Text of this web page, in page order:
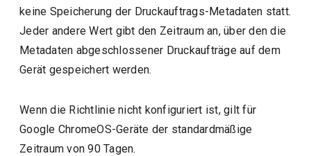
keine Speicherung der Druckauftrags-Metadaten statt.
Jeder andere Wert gibt den Zeitraum an, über den die
Metadaten abgeschlossener Druckaufträge auf dem
Gerät gespeichert werden.
Wenn die Richtlinie nicht konfiguriert ist, gilt für
Google ChromeOS-Geräte der standardmäßige
Zeitraum von 90 Tagen.